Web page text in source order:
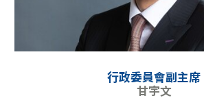
行政委員會副主席
甘宇文